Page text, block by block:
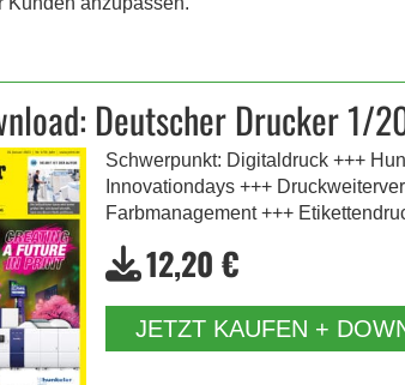
Deutscher Drucker 1/
Schwerpunkt: Digitaldruck +++
Innovationdays +++
Farbmanagement +++
12,20 €
JETZT KAUFEN +